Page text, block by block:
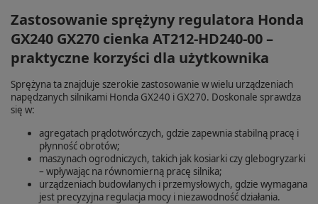
Zastosowanie sprężyny regulatora Honda
GX240 GX270 cienka AT212-HD240-00 –
praktyczne korzyści dla użytkownika
Sprężyna ta znajduje szerokie zastosowanie w wielu urządzeniach
napędzanych silnikami Honda GX240 i GX270. Doskonale sprawdza
się w:
agregatach prądotwórczych, gdzie zapewnia stabilną pracę i
płynność obrotów;
maszynach ogrodniczych, takich jak kosiarki czy glebogryzarki
– wpływając na równomierną pracę silnika;
urządzeniach budowlanych i przemysłowych, gdzie wymagana
jest precyzyjna regulacja mocy i niezawodność działania.